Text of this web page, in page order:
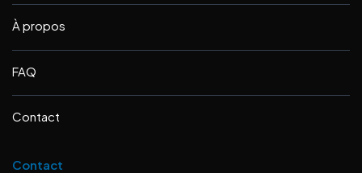
À propos
FAQ
Contact
Contact